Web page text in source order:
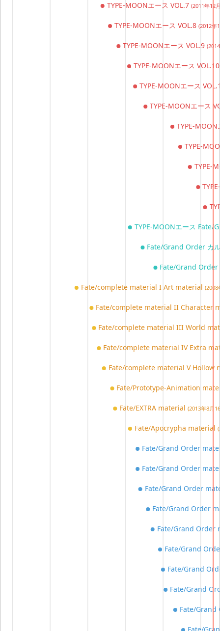
TYPE-MOONエース VOL.7 (2011年12
TYPE-MOONエース VOL.8(2012年
TYPE-MOONエース VOL.9
TYPE-MOONエース
TYPE-MOONエース
TYPE-MOONエース
TYPE-
TYPE-
TYPE-
TYPE-MOONエース
Fate/Grand Order カ
Fate/Grand Order
Fate/complete material I Art material (2008
Fate/complete material II Character
Fate/complete material III World
Fate/complete material IV Extra
Fate/complete material V Hollow
Fate/Prototype-Animation
Fate/EXTRA material(2013年8月
Fate/Apocrypha material
Fate/Grand Order
Fate/Grand Order
Fate/Grand Order
Fate/Grand Order
Fate/Grand Order
Fate/Grand
Fate/Grand
Fate/Grand
Fate/